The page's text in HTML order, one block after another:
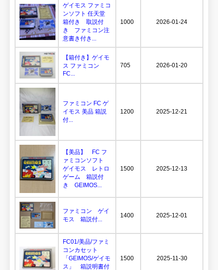
ゲイモス ファミコ
ンソフト 任天堂
箱付き 取説付
き ファミコン注
意書き付き...
1000 2026-01-24
【箱付き】ゲイモ
ス ファミコン
FC...
705 2026-01-20
ファミコン FC ゲ
イモス 美品 箱説
付...
1200 2025-12-21
【美品】 FC フ
ァミコンソフト
ゲイモス レトロ
ゲーム 箱説付
き GEIMOS...
1500 2025-12-13
ファミコン ゲイ
モス 箱説付...
1400 2025-12-01
FC01/美品/ファミ
コンカセット
「GEIMOS/ゲイモ
ス」 箱説明書付
1500 2025-11-30